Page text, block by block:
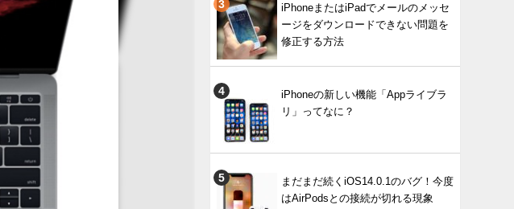
iPhoneまたはiPadでメールのメッセ
ージをダウンロードできない問題を
修正する方法
iPhoneの新しい機能「Appライブラ
リ」ってなに？
まだまだ続くiOS14.0.1のバグ！今度
はAirPodsとの接続が切れる現象